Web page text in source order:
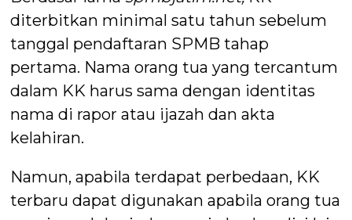
diterbitkan minimal satu tahun sebelum
tanggal pendaftaran SPMB tahap
pertama. Nama orang tua yang tercantum
dalam KK harus sama dengan identitas
nama di rapor atau ijazah dan akta
kelahiran.
Namun, apabila terdapat perbedaan, KK
terbaru dapat digunakan apabila orang tua